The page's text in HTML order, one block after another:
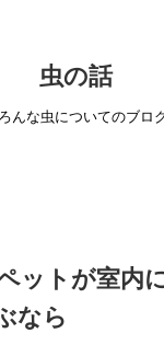
虫の話
んな虫についてのブロ
ットが室内
なら